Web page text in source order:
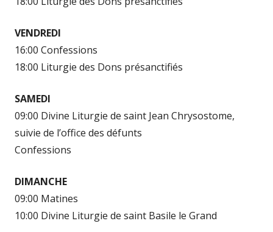
VENDREDI
16:00 Confessions
18:00 Liturgie des Dons présanctifiés
SAMEDI
09:00 Divine Liturgie de saint Jean Chrysostome,
suivie de l’office des défunts
Confessions
DIMANCHE
09:00 Matines
10:00 Divine Liturgie de saint Basile le Grand